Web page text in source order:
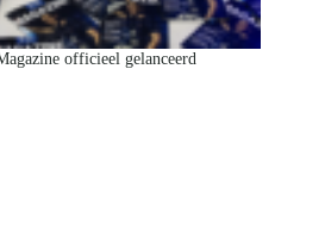
officieel gelanceerd